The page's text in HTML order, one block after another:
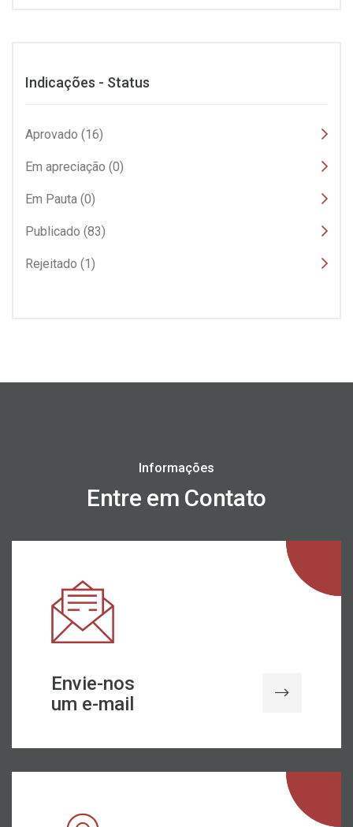
Indicações - Status
Aprovado (16)
Em apreciação (0)
Em Pauta (0)
Publicado (83)
Rejeitado (1)
Informações
Entre em Contato
Envie-nos
um e-mail